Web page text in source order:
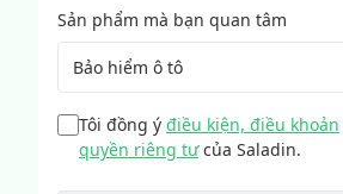
Sản phẩm mà bạn quan tâm
Bảo hiểm ô tô
Tôi đồng ý điều kiện, điều khoản
quyền riêng tư của Saladin.